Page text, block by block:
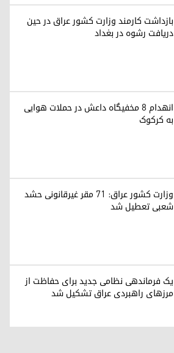
بازداشت کارمند وزارت کشور عراق در حین
دریافت رشوه در بغداد
انهدام ۸ مخفیگاه داعش در حملات هوایی
به کرکوک
وزارت کشور عراق: ۷۱ مقر غیرقانونی حشد
شعبی تعطیل شد
یک فرماندهی نظامی جدید برای حفاظت از
مرزهای راهبردی عراق تشکیل شد